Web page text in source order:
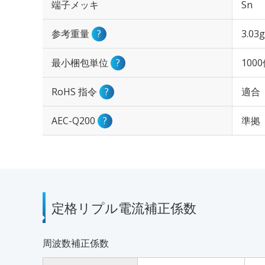
端子メッキ Sn
参考重量 ? 3.03g
最小梱包単位 ?
RoHS 指令 ? 適合
AEC-Q200 ? 準拠
定格リプル電流補正係数
周波数補正係数